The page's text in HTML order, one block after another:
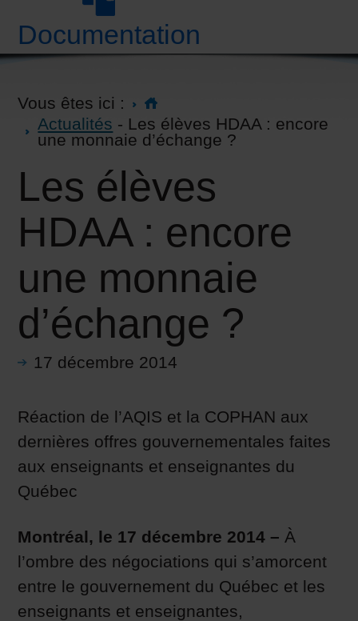
Documentation
Vous êtes ici :
Actualités - Les élèves HDAA : encore
une monnaie d’échange ?
Les élèves
HDAA : encore
une monnaie
d’échange ?
17 décembre 2014
Réaction de l’AQIS et la COPHAN aux
dernières offres gouvernementales faites
aux enseignants et enseignantes du
Québec
Montréal, le 17 décembre 2014 – À
l’ombre des négociations qui s’amorcent
entre le gouvernement du Québec et les
enseignants et enseignantes,